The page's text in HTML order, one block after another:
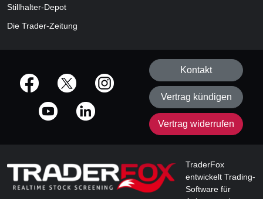
Stillhalter-Depot
Die Trader-Zeitung
offizielle Social Media-Accounts
Kontakt
Vertrag kündigen
Vertrag widerrufen
TraderFox
entwickelt Trading-
Software für